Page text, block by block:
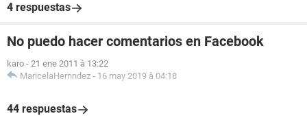
4 respuestas
No puedo hacer comentarios en Facebook
karo - 21 ene 2011 à 13:22
MaricelaHernndez - 16 may 2019 à 04:18
44 respuestas